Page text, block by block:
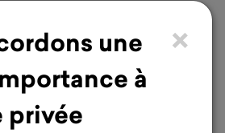
×
une
à
privée
des
: au